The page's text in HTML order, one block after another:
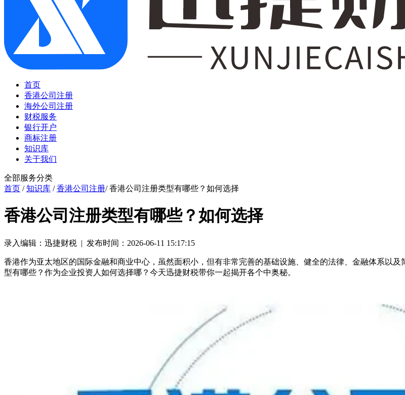
首页
香港公司注册
海外公司注册
财税服务
银行开户
商标注册
知识库
关于我们
全部服务分类
首页 /知识库 /香港公司注册/ 香港公司注册类型有哪些？如何选择
香港公司注册类型有哪些？如何选择
录入编辑：迅捷财税 | 发布时间：2026-06-11 15:17:15
香港作为亚太地区的国际金融和商业中心，虽然面积小，但有非常完善的基础设施、健全的法律、金融体系以
型有哪些？作为企业投资人如何选择哪？今天迅捷财税带你一起揭开各个中奥秘。